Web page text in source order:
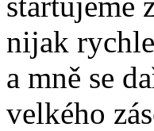
nijak
a mně se
velkého